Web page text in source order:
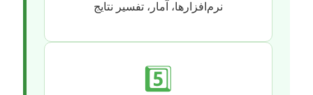
نرم‌افزارها، آمار، تفسیر نتایج
5️⃣